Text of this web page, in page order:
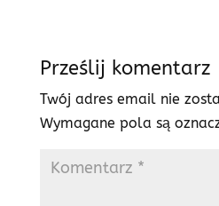
Prześlij komentarz
Twój adres email nie
Wymagane pola są